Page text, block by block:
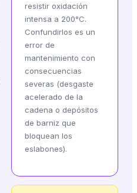
resistir oxidación
intensa a 200°C.
Confundirlos es un
error de
mantenimiento con
consecuencias
severas (desgaste
acelerado de la
cadena o depósitos
de barniz que
bloquean los
eslabones).